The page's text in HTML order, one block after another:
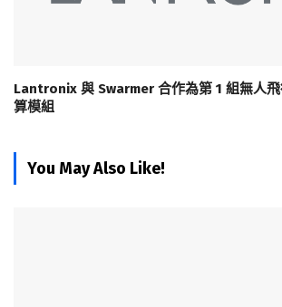
Lantronix 與 Swarmer 合作為第 1 組無人
算模組
You May Also Like!